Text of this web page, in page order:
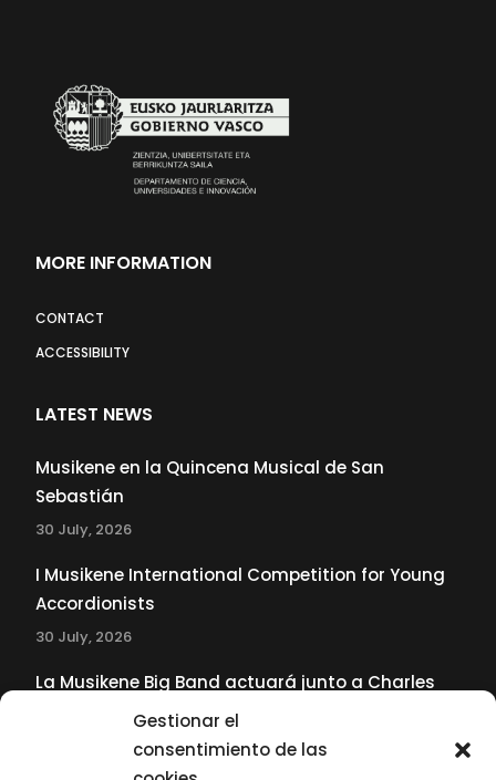
Gestionar el
consentimiento de las
MORE INFORMATION
CONTACT
ACCESSIBILITY
LATEST NEWS
Musikene en la Quincena Musical de San
Sebastián
30 July, 2026
I Musikene International Competition for Young
Accordionists
30 July, 2026
La Musikene Big Band actuará junto a Charles
Tolliver en el 61 Jazzaldia